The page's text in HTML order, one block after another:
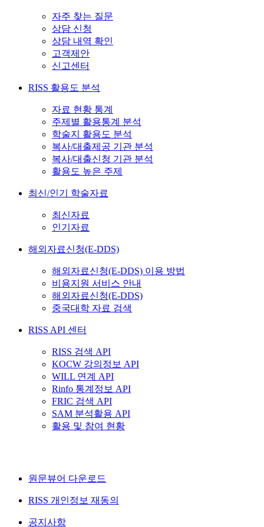
자주 찾는 질문
상담 신청
상담 내역 확인
고객제안
신고센터
RISS 활용도 분석
자료 현황 통계
주제별 활용통계 분석
학술지 활용도 분석
복사/대출제공 기관 분석
복사/대출신청 기관 분석
활용도 높은 주제
최신/인기 학술자료
최신자료
인기자료
해외자료신청(E-DDS)
해외자료신청(E-DDS) 이용 방법
비용지원 서비스 안내
해외자료신청(E-DDS)
중국대학 자료 검색
RISS API 센터
RISS 검색 API
KOCW 강의정보 API
WILL 연계 API
Rinfo 통계정보 API
FRIC 검색 API
SAM 분석활용 API
활용 및 참여 현황
원문뷰어 다운로드
RISS 개인정보 재동의
공지사항